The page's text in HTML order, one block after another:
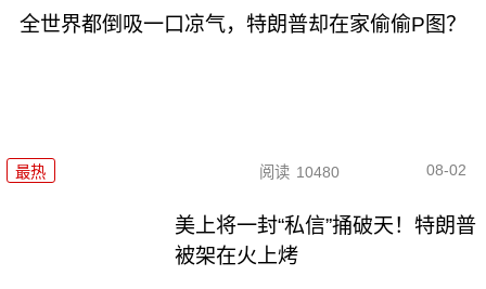
全世界都倒吸一口凉气，特朗普却在家偷偷P图？
最热 阅读 10480 08-02
美上将一封“私信”捅破天！特朗普
被架在火上烤